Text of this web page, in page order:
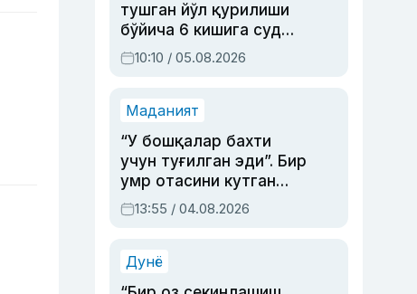
тушган йўл қурилиши
бўйича 6 кишига суд
ҳукми ўқилди
10:10 / 05.08.2026
Маданият
“У бошқалар бахти
учун туғилган эди”. Бир
умр отасини кутган
актриса ва дубльяж
устаси Римма
синовларга тўла ҳаёти
13:55 / 04.08.2026
Дунё